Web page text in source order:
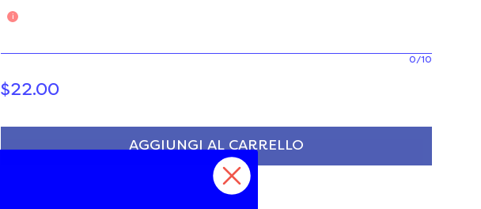
i
0/10
$22.00
AGGIUNGI AL CARRELLO